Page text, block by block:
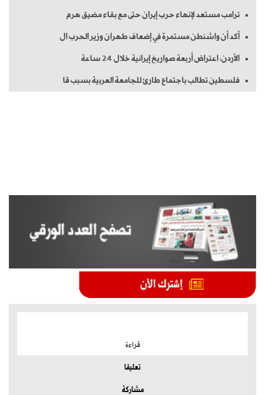
ترامب مستعد لإنهاء حرب إيران حتى مع بقاء مضيق هرم
أكد أن واشنطن مستمرة في إضعاف طهران وزير الحرب ال
الأردن: اعتراض أربعة صواريخ إيرانية خلال 24 ساعة
فلسطين تطالب باجتماع طارئ للجامعة العربية بسبب قا
قراءة
تعليقا
مشاركة